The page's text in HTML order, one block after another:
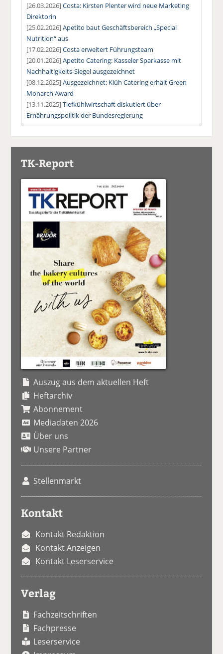
[26.03.2026]Costa: Kirsten Plenter wird neue Marketing
Direktorin
[25.02.2026]Apetito baut Geschäftsbereich „Special
Nutrition“ aus
[17.02.2026]Costa erweitert Führungsteam
[20.01.2026]Apetito Catering: Kasseler Sparkasse mit
Nachhaltigkeits-Siegel ausgezeichnet
[08.12.2025]Ausgezeichnet: Klüh Catering erhält Green
Monarch Award
[13.11.2025]Tiefkühlwirtschaft diskutiert über
Ernährungspolitik der Bundesregierung
TK-Report
Auszug aus dem aktuellen Heft
Heftarchiv
Abonnement
Mediadaten 2026
Über uns
Unsere Partner
Stellenmarkt
Kontakt
Kontakt Redaktion
Kontakt Anzeigen
Kontakt Leserservice
Verlag
Fachzeitschriften
Fachpresse
Leserservice